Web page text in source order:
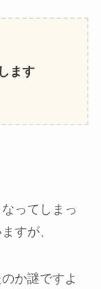
ます
ってしまっ
すが、
か謎ですよ